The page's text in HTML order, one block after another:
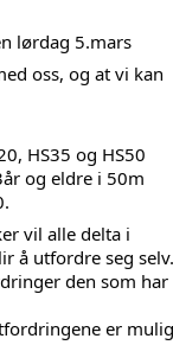
lørdag 5.mars
oss, og at vi kan
HS35 og HS50
og eldre i 50m
vil alle delta i
å utfordre seg selv.
den som har
er mulig